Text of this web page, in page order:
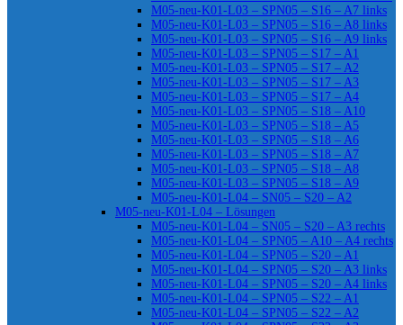
M05-neu-K01-L03 – SPN05 – S16 – A7 links
M05-neu-K01-L03 – SPN05 – S16 – A8 links
M05-neu-K01-L03 – SPN05 – S16 – A9 links
M05-neu-K01-L03 – SPN05 – S17 – A1
M05-neu-K01-L03 – SPN05 – S17 – A2
M05-neu-K01-L03 – SPN05 – S17 – A3
M05-neu-K01-L03 – SPN05 – S17 – A4
M05-neu-K01-L03 – SPN05 – S18 – A10
M05-neu-K01-L03 – SPN05 – S18 – A5
M05-neu-K01-L03 – SPN05 – S18 – A6
M05-neu-K01-L03 – SPN05 – S18 – A7
M05-neu-K01-L03 – SPN05 – S18 – A8
M05-neu-K01-L03 – SPN05 – S18 – A9
M05-neu-K01-L04 – SN05 – S20 – A2
M05-neu-K01-L04 – Lösungen
M05-neu-K01-L04 – SN05 – S20 – A3 rechts
M05-neu-K01-L04 – SPN05 – A10 – A4 rechts
M05-neu-K01-L04 – SPN05 – S20 – A1
M05-neu-K01-L04 – SPN05 – S20 – A3 links
M05-neu-K01-L04 – SPN05 – S20 – A4 links
M05-neu-K01-L04 – SPN05 – S22 – A1
M05-neu-K01-L04 – SPN05 – S22 – A2